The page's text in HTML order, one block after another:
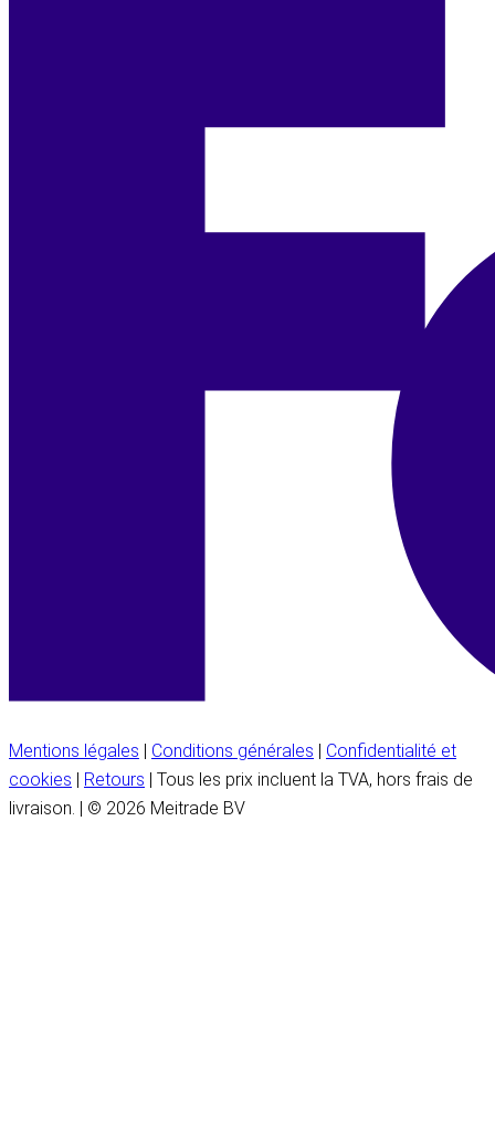
Mentions légales | Conditions générales | Confidentialité et
cookies | Retours | Tous les prix incluent la TVA, hors frais de
livraison. | © 2026 Meitrade BV